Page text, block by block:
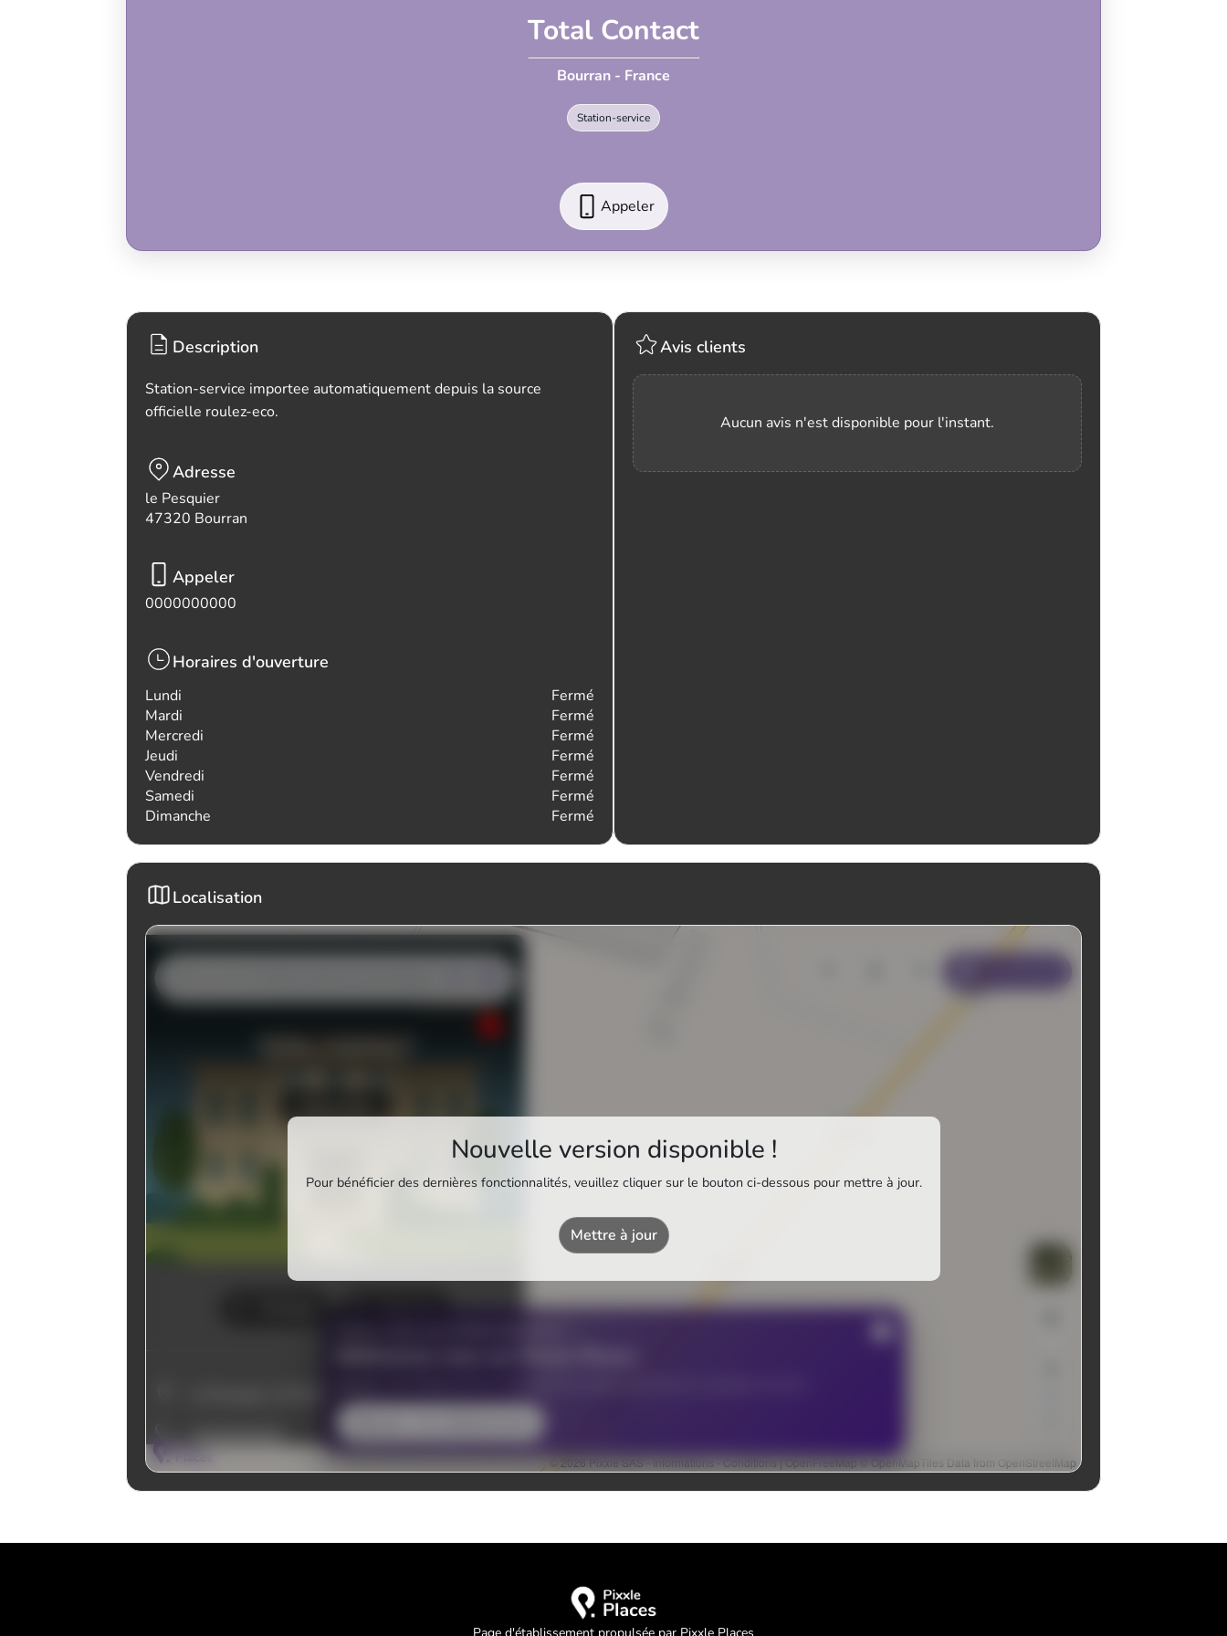
Total Contact
Bourran - France
Station-service
Appeler
Description
Station-service importee automatiquement depuis la source
officielle roulez-eco.
Adresse
le Pesquier
47320 Bourran
Appeler
0000000000
Horaires d'ouverture
Lundi
Fermé
Mardi
Fermé
Mercredi
Fermé
Jeudi
Fermé
Vendredi
Fermé
Samedi
Fermé
Dimanche
Fermé
Avis clients
Aucun avis n'est disponible pour l'instant.
Localisation